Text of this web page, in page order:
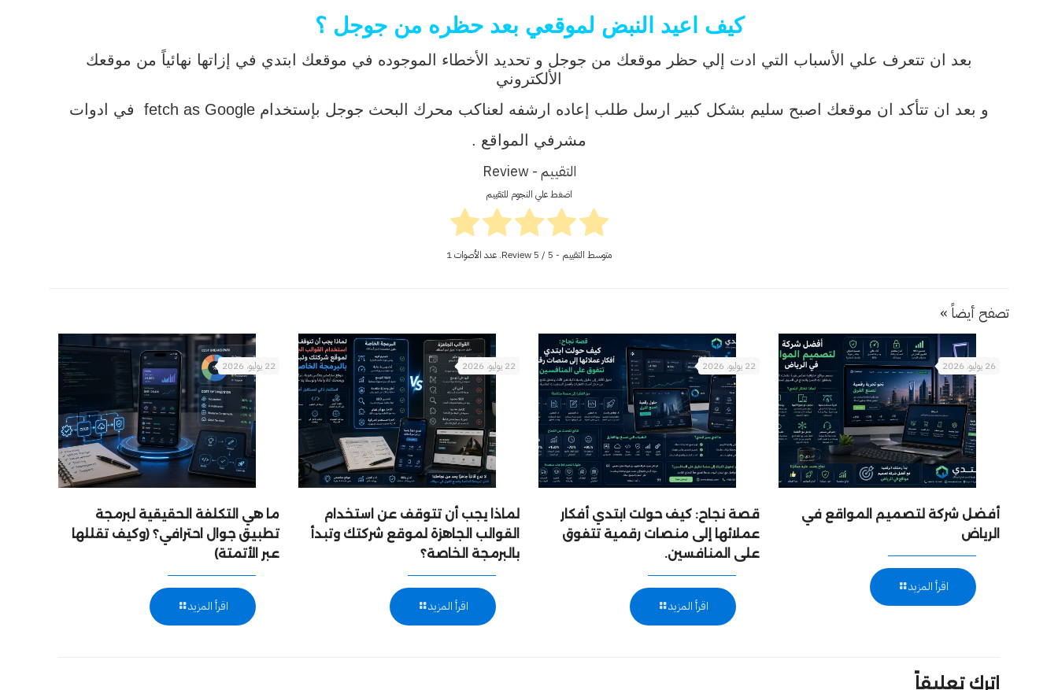
كيف اعيد النبض لموقعي بعد حظره من جوجل ؟
بعد ان تتعرف علي الأسباب التي ادت إلي حظر موقعك من جوجل و تحديد الأخطاء الموجوده في موقعك ابتدي في إزاتها نهائياً من موقعك
الألكتروني
و بعد ان تتأكد ان موقعك اصبح سليم بشكل كبير ارسل طلب إعاده ارشفه لعناكب محرك البحث جوجل بإستخدام fetch as Google في ادوات
مشرفي المواقع .
التقييم - Review
اضغط علي النجوم للتقييم
متوسط التقييم - Review 5 / 5. عدد الأصوات 1
تصفح أيضاً »
26 يوليو، 2026
أفضل شركة لتصميم المواقع في
الرياض
اقرأ المزيد
22 يوليو، 2026
قصة نجاح: كيف حولت ابتدي أفكار
عملائها إلى منصات رقمية تتفوق
على المنافسين.
اقرأ المزيد
22 يوليو، 2026
لماذا يجب أن تتوقف عن استخدام
القوالب الجاهزة لموقع شركتك وتبدأ
بالبرمجة الخاصة؟
اقرأ المزيد
22 يوليو، 2026
ما هي التكلفة الحقيقية لبرمجة
تطبيق جوال احترافي؟ (وكيف تقللها
عبر الأتمتة)
اقرأ المزيد
اترك تعليقاً